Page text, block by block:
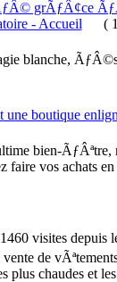
grÃƒÂ¢ce
- Accueil(
blanche,
une boutique
bien-
faire vos achats
visites depuis
de
plus chaudes et